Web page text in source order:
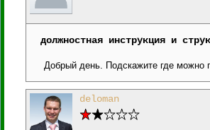
должностная инструкция и
Добрый день. Подскажите где можно
deloman